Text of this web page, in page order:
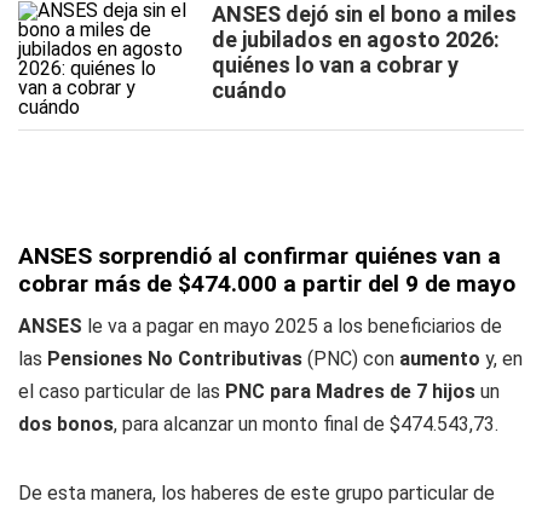
ANSES dejó sin el bono a miles
de jubilados en agosto 2026:
quiénes lo van a cobrar y
cuándo
ANSES sorprendió al confirmar quiénes van a
cobrar más de $474.000 a partir del 9 de mayo
ANSES le va a pagar en mayo 2025 a los beneficiarios de
las Pensiones No Contributivas (PNC) con aumento y, en
el caso particular de las PNC para Madres de 7 hijos un
dos bonos, para alcanzar un monto final de $474.543,73.
De esta manera, los haberes de este grupo particular de